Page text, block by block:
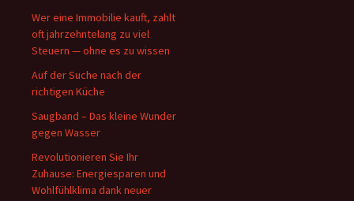
Wer eine Immobilie kauft, zahlt
oft jahrzehntelang zu viel
Steuern — ohne es zu wissen
Auf der Suche nach der
richtigen Küche
Saugband – Das kleine Wunder
gegen Wasser
Revolutionieren Sie Ihr
Zuhause: Energiesparen und
Wohlfühlklima dank neuer